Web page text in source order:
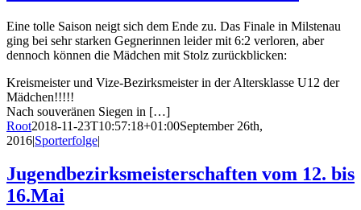
Eine tolle Saison neigt sich dem Ende zu. Das Finale in Milstenau
ging bei sehr starken Gegnerinnen leider mit 6:2 verloren, aber
dennoch können die Mädchen mit Stolz zurückblicken:
Kreismeister und Vize-Bezirksmeister in der Altersklasse U12 der
Mädchen!!!!!
Nach souveränen Siegen in […]
Root2018-11-23T10:57:18+01:00September 26th,
2016|Sporterfolge|
Jugendbezirksmeisterschaften vom 12. bis
16.Mai